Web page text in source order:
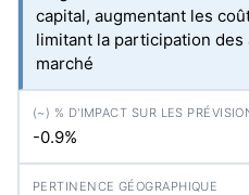
capital, augmentant les
limitant la participation
marché
-0.9%